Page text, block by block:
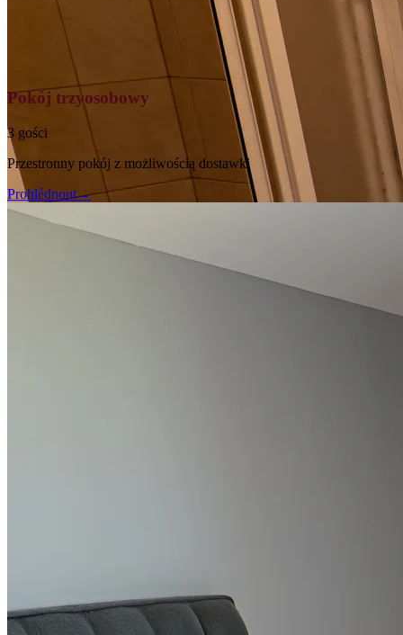
Pokój trzyosobowy
3 gości
Przestronny pokój z możliwością dostawki
Prohlédnout→